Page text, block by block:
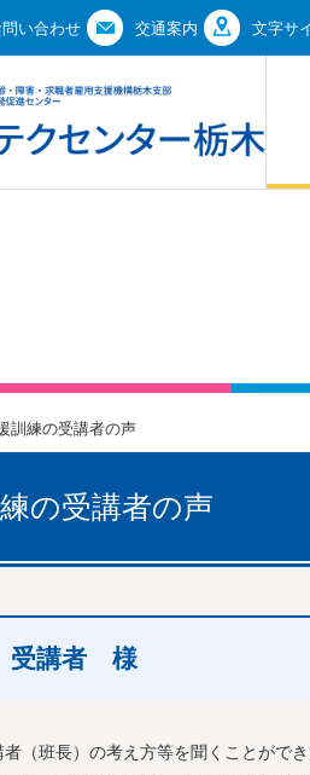
問い合わせ 交通案内 文字サ
訓練の受講者の声
の受講者の声
受講者 様
（班長）の考え方等を聞くことができ